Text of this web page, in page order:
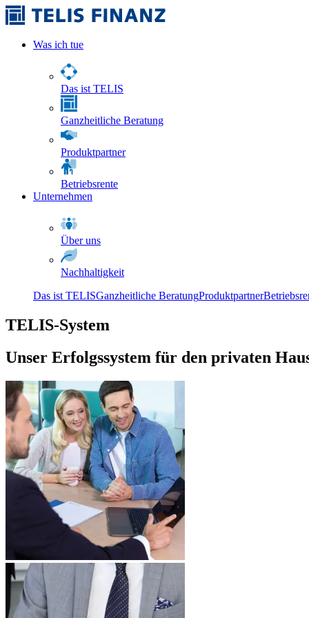
Was ich tue
Das ist TELIS
Ganzheitliche Beratung
Produktpartner
Betriebsrente
Unternehmen
Über uns
Nachhaltigkeit
Das ist TELISGanzheitliche BeratungProduktpartner
TELIS-System
Unser Erfolgssystem für den privaten